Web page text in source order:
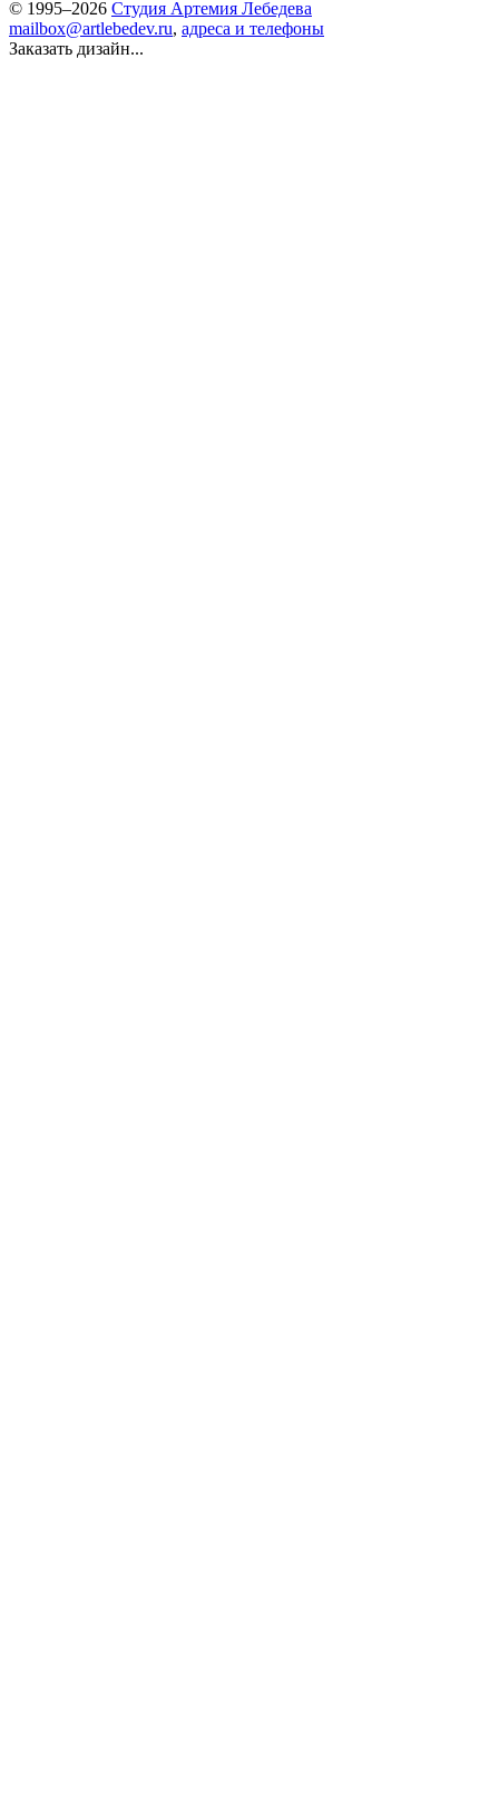
© 1995–2026 Студия Артемия Лебедева
mailbox@artlebedev.ru, адреса и телефоны
Заказать дизайн...